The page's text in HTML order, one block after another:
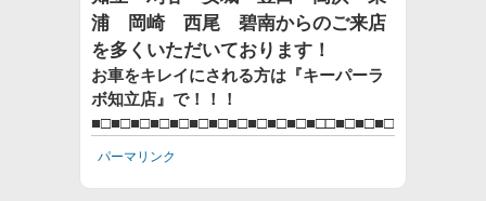
浦 岡崎 西尾 碧南からのご来店
を多くいただいております！
お車をキレイにされる方は『キーパーラ
ボ知立店』で！！！
■□■□■□■□■□■□■□■□■□■□■□■□□■□■□■□
パーマリンク